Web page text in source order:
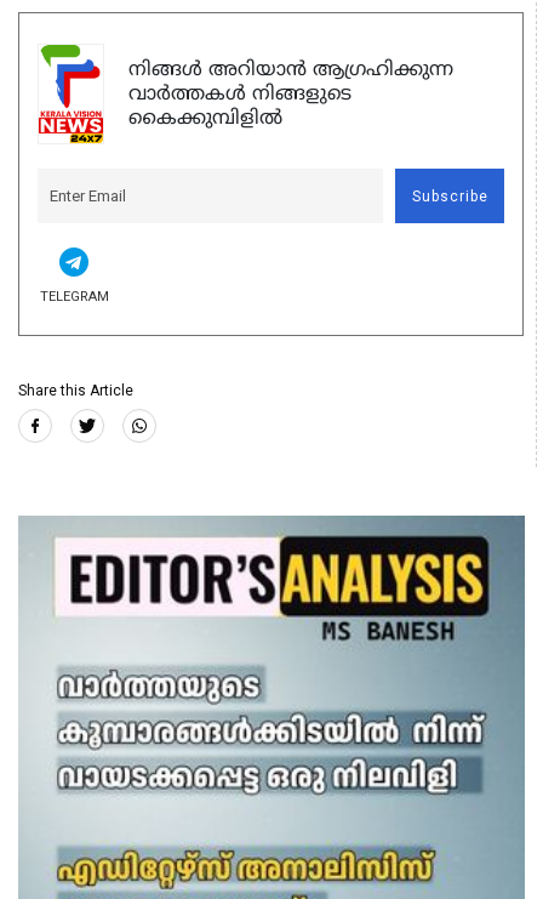
നിങ്ങൾ അറിയാൻ ആഗ്രഹിക്കുന്ന
വാർത്തകൾ നിങ്ങളുടെ
കൈക്കുമ്പിളിൽ
Subscribe
TELEGRAM
Share this Article